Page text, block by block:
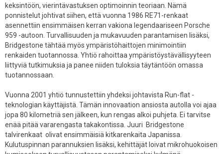
keksintöön, vierintävastuksen optimoinnin teoriaan. Nämä
ponnistelut johtivat siihen, että vuonna 1986 RE71-renkaat
asennettiin ensimmäisen kerran vakiona legendaariseen Porsche
959 -autoon. Turvallisuuden ja mukavuuden parantamisen lisäksi,
Bridgestone tähtää myös ympäristöhaittojen minimointiin
renkaiden tuotannossa. Yhtiö rahoittaa ympäristöystävällisyyteen
liittyviä tutkimuksia ja panee niiden tuloksia täytäntöön omassa
tuotannossaan.
Vuonna 2001 yhtiö tunnustettiin yhdeksi johtavista Run-flat -
teknologian käyttäjistä. Tämän innovaation ansiosta autolla voi ajaa
jopa 80 kilometriä sen jälkeen, kun rengas alkoi puhjeta. Ei tarvitse
enää pitää vararengasta takakontissa. Juuri Bridgestone
talvirenkaat olivat ensimmäisiä kitkarenkaita Japanissa.
Kulutuspinnan parannuksien lisäksi, kehittäjät loivat mikrohuokoisen